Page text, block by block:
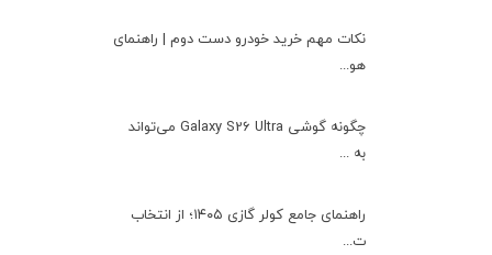
نکات مهم خرید خودرو دست دوم | راهنمای
هو...
چگونه گوشی Galaxy S26 Ultra می‌تواند
به ...
راهنمای جامع کولر گازی ۱۴۰۵؛ از انتخاب
ت...